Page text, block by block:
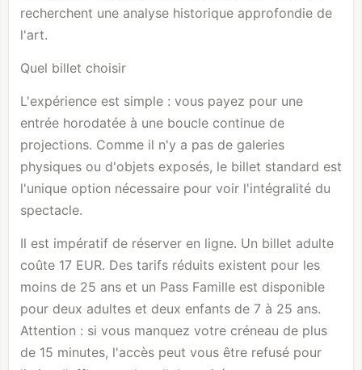
recherchent une analyse historique approfondie de
l'art.
Quel billet choisir
L'expérience est simple : vous payez pour une
entrée horodatée à une boucle continue de
projections. Comme il n'y a pas de galeries
physiques ou d'objets exposés, le billet standard est
l'unique option nécessaire pour voir l'intégralité du
spectacle.
Il est impératif de réserver en ligne. Un billet adulte
coûte 17 EUR. Des tarifs réduits existent pour les
moins de 25 ans et un Pass Famille est disponible
pour deux adultes et deux enfants de 7 à 25 ans.
Attention : si vous manquez votre créneau de plus
de 15 minutes, l'accès peut vous être refusé pour